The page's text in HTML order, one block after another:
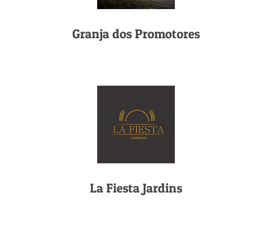
Granja dos Promotores
La Fiesta Jardins